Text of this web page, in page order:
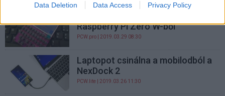
Data Deletion Data Access Privacy Policy
Raspberry Pi Zero W-ből
PCW.pro | 2019.03.29 08:30
Laptopot csinálna a mobilodból a
NexDock 2
PCW.lite | 2019.03.26 11:30